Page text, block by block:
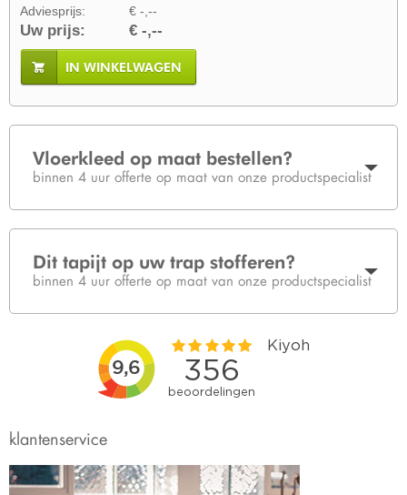
Adviesprijs:
€ -,--
Uw prijs: € -,--
IN WINKELWAGEN
Vloerkleed op maat bestellen?
binnen 4 uur offerte op maat van onze productspecialist
Dit tapijt op uw trap stofferen?
binnen 4 uur offerte op maat van onze productspecialist
klantenservice